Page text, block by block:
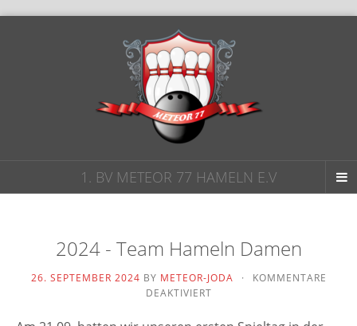
1. BV METEOR 77 HAMELN E.V
2024 - Team Hameln Damen
26. SEPTEMBER 2024 BY METEOR-JODA ·
KOMMENTARE
DEAKTIVIERTFÜR
-